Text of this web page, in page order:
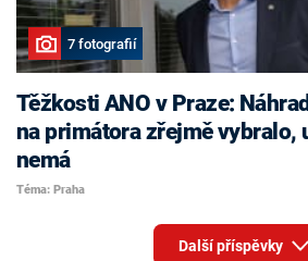
7 fotografií
Těžkosti ANO v Praze:
na primátora zřejmě vybralo,
nemá
Téma: Praha
Další příspěvky